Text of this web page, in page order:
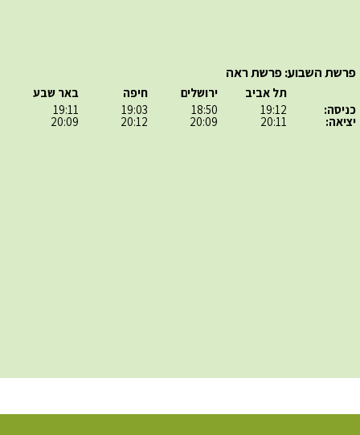
פרשת השבוע: פרשת ראה
כניסה:
יציאה:
תל אביב
19:12
20:11
ירושלים
18:50
20:09
חיפה
19:03
20:12
באר שבע
19:11
20:09